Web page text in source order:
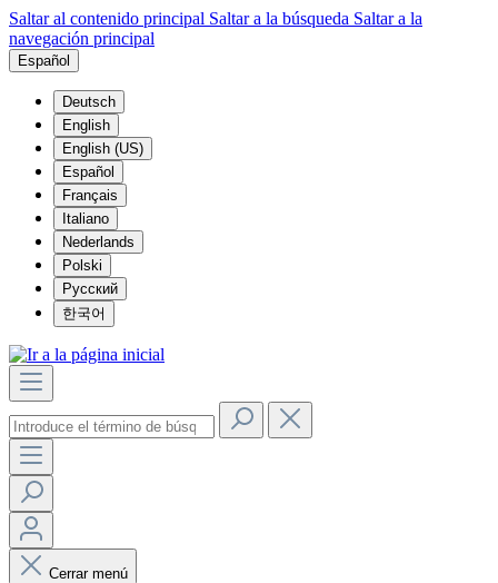
Saltar al contenido principal Saltar a la búsqueda Saltar a la
navegación principal
Español
Deutsch
English
English (US)
Español
Français
Italiano
Nederlands
Polski
Русский
한국어
Cerrar menú